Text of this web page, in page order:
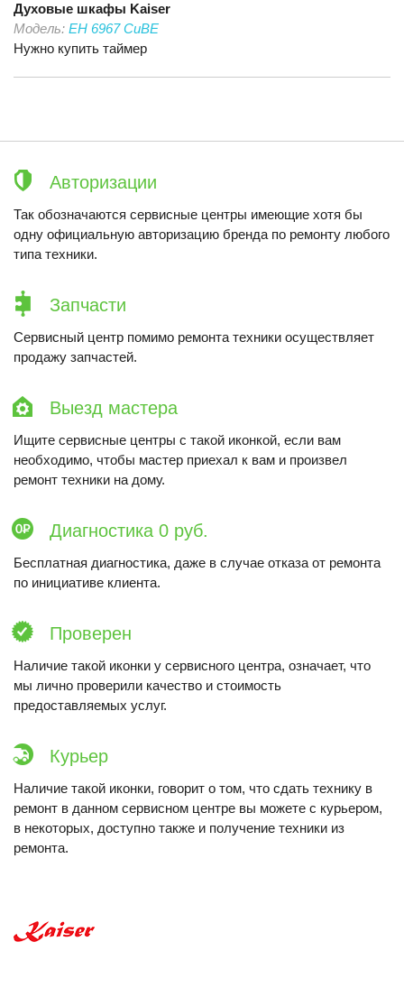
Духовые шкафы Kaiser
Модель: EH 6967 CuBE
Нужно купить таймер
Авторизации
Так обозначаются сервисные центры имеющие хотя бы
одну официальную авторизацию бренда по ремонту любого
типа техники.
Запчасти
Сервисный центр помимо ремонта техники осуществляет
продажу запчастей.
Выезд мастера
Ищите сервисные центры с такой иконкой, если вам
необходимо, чтобы мастер приехал к вам и произвел
ремонт техники на дому.
Диагностика 0 руб.
Бесплатная диагностика, даже в случае отказа от ремонта
по инициативе клиента.
Проверен
Наличие такой иконки у сервисного центра, означает, что
мы лично проверили качество и стоимость
предоставляемых услуг.
Курьер
Наличие такой иконки, говорит о том, что сдать технику в
ремонт в данном сервисном центре вы можете с курьером,
в некоторых, доступно также и получение техники из
ремонта.